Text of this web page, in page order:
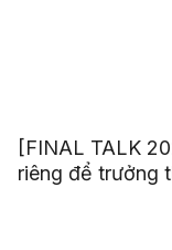
[FINAL TALK
riêng để trưởng